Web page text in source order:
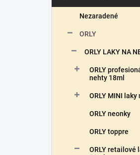
s
kategorie
Nezaradené
ORLY
ORLY LAKY NA
ORLY
nehty 18ml
ORLY MINI laky
ORLY neonky
ORLY toppre
ORLY retailové